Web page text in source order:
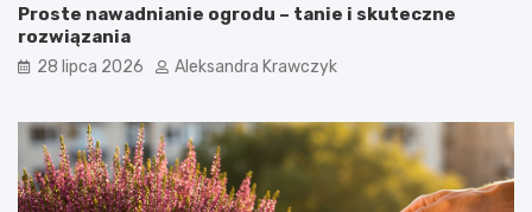
Proste nawadnianie ogrodu – tanie i skuteczne
rozwiązania
28 lipca 2026 Aleksandra Krawczyk